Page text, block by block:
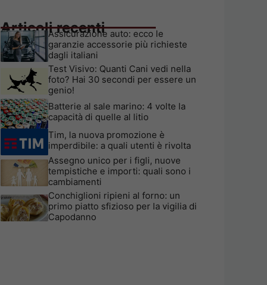
Articoli recenti
Assicurazione auto: ecco le
garanzie accessorie più richieste
dagli italiani
Test Visivo: Quanti Cani vedi nella
foto? Hai 30 secondi per essere un
genio!
Batterie al sale marino: 4 volte la
capacità di quelle al litio
Tim, la nuova promozione è
imperdibile: a quali utenti è rivolta
Assegno unico per i figli, nuove
tempistiche e importi: quali sono i
cambiamenti
Conchiglioni ripieni al forno: un
primo piatto sfizioso per la vigilia di
Capodanno